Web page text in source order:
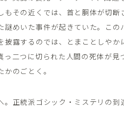
もその近くでは、首と胴体が切断
めいた事件が起きていた。この
披露するのでは、とまことしやか
二つに切られた人間の死体が見
のごとく。
正統派ゴシック・ミステリの到